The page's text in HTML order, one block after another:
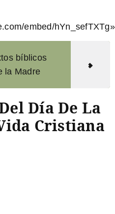
embed/
bíblicos
la Madre
Día De La
Cristiana